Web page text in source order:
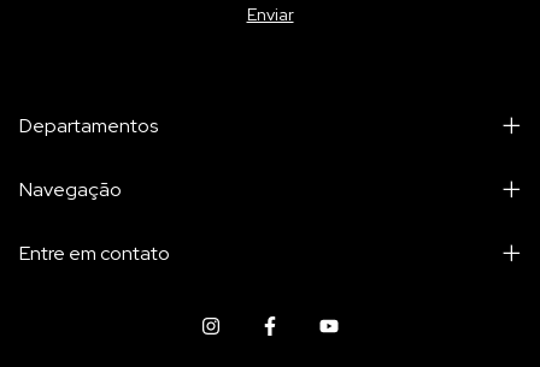
Departamentos
Navegação
Entre em contato